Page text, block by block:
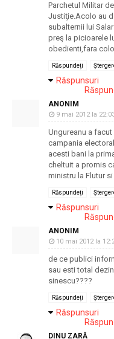
Parchetul Militar
Justiţie.Acolo au
subalternii lui
preş la picioarele
obedienti,fara
Răspundeți
Răspunsuri
ANONIM
9 mai 2012 la
Ungureanu a
campania
acesti bani la
cheltuit a promis
ministru la Flutur si
Răspundeți
Răspunsuri
ANONIM
10 mai 2012 la
de ce publici
sau esti total
sinescu????
Răspundeți
Răspunsuri
DINU ZARĂ